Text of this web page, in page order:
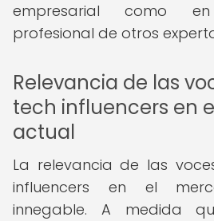
empresarial como
profesional de otros
Relevancia de las
tech influencers en
actual
La relevancia de las
influencers en el
innegable. A medida